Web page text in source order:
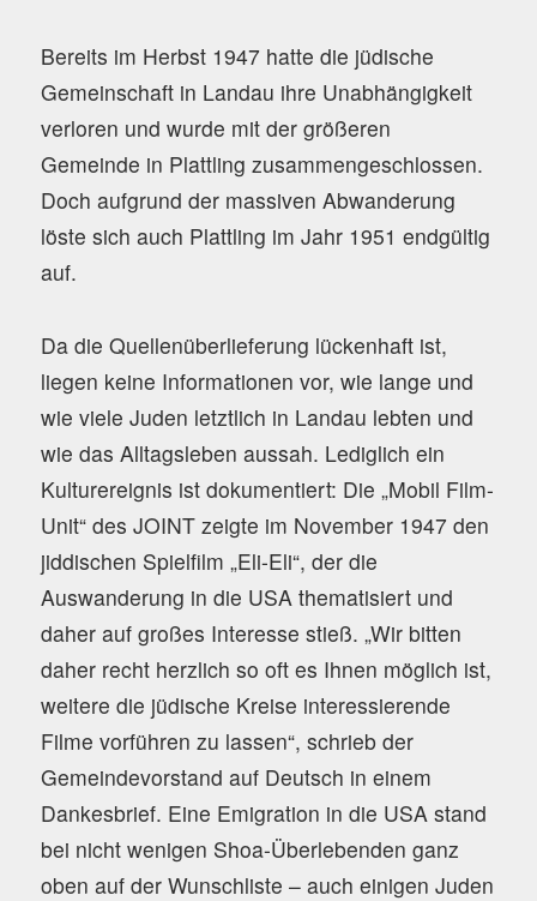
Bereits im Herbst 1947 hatte die jüdische
Gemeinschaft in Landau ihre Unabhängigkeit
verloren und wurde mit der größeren
Gemeinde in Plattling zusammengeschlossen.
Doch aufgrund der massiven Abwanderung
löste sich auch Plattling im Jahr 1951 endgültig
auf.
Da die Quellenüberlieferung lückenhaft ist,
liegen keine Informationen vor, wie lange und
wie viele Juden letztlich in Landau lebten und
wie das Alltagsleben aussah. Lediglich ein
Kulturereignis ist dokumentiert: Die „Mobil Film-
Unit“ des JOINT zeigte im November 1947 den
jiddischen Spielfilm „Eli-Eli“, der die
Auswanderung in die USA thematisiert und
daher auf großes Interesse stieß. „Wir bitten
daher recht herzlich so oft es Ihnen möglich ist,
weitere die jüdische Kreise interessierende
Filme vorführen zu lassen“, schrieb der
Gemeindevorstand auf Deutsch in einem
Dankesbrief. Eine Emigration in die USA stand
bei nicht wenigen Shoa-Überlebenden ganz
oben auf der Wunschliste – auch einigen Juden